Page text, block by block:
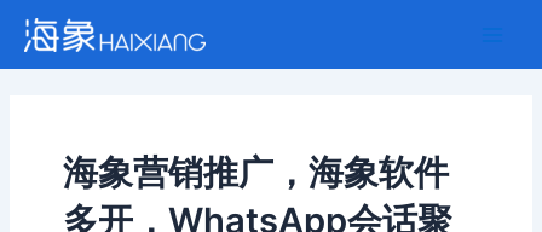
内
海象营销推广，海象软件
多开，WhatsApp会话聚